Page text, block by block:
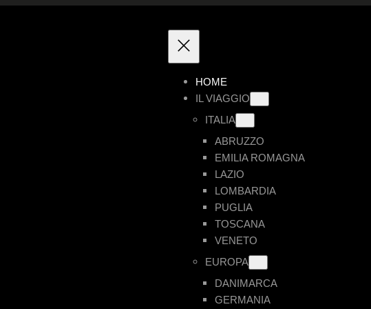
HOME
IL VIAGGIO
ITALIA
ABRUZZO
EMILIA ROMAGNA
LAZIO
LOMBARDIA
PUGLIA
TOSCANA
VENETO
EUROPA
DANIMARCA
GERMANIA